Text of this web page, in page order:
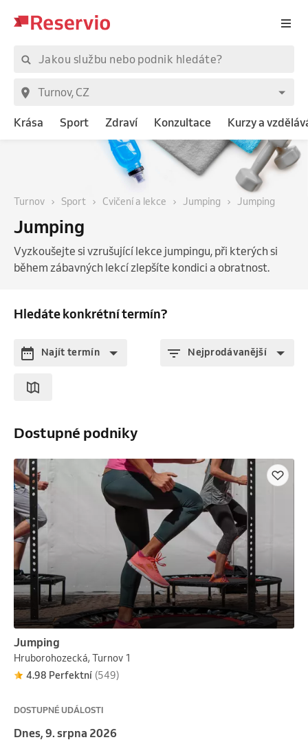
Krása Sport Zdraví Konzultace Kurzy a
Turnov Sport Cvičení a lekce Jumping Jumping
Jumping
Vyzkoušejte si vzrušující lekce jumpingu, při kterých si
během zábavných lekcí zlepšíte kondici a obratnost.
Hledáte konkrétní termín?
Najít termín Nejprodávanější
Dostupné podniky
Jumping
Hruborohozecká, Turnov 1
4.98 Perfektní (549)
DOSTUPNÉ UDÁLOSTI
Dnes, 9. srpna 2026